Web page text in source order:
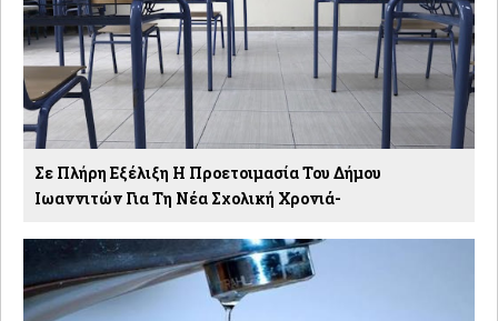
Σε Πλήρη Εξέλιξη Η Προετοιμασία Του Δήμου
Ιωαννιτών Για Τη Νέα Σχολική Χρονιά-